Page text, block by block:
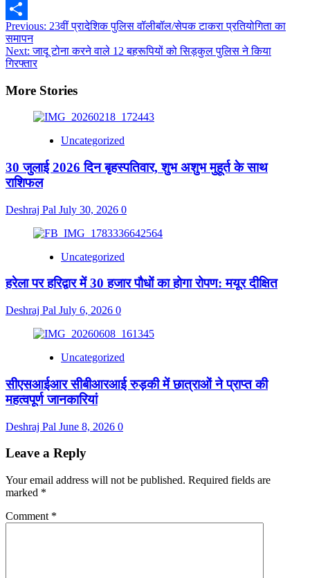
Copy
Link
Share
Post
navigation
Previous: 23वीं प्रादेशिक पुलिस वॉलीबॉल/सेपक टाकरा प्रतियोगिता का
समापन
Next:जादू टोना करने वाले 12 बहरूपियों को सिड़कुल पुलिस ने किया
गिरफ्तार
More Stories
Uncategorized
30 जुलाई 2026 दिन बृहस्पतिवार, शुभ अशुभ मुहूर्त के साथ
राशिफल
Deshraj Pal July 30, 2026 0
Uncategorized
हरेला पर हरिद्वार में 30 हजार पौधों का होगा रोपण: मयूर दीक्षित
Deshraj Pal July 6, 2026 0
Uncategorized
सीएसआईआर सीबीआरआई रुड़की में छात्राओं ने प्राप्त की
महत्वपूर्ण जानकारियां
Deshraj Pal June 8, 2026 0
Leave a Reply
Your email address will not be published. Required fields are
marked *
Comment *